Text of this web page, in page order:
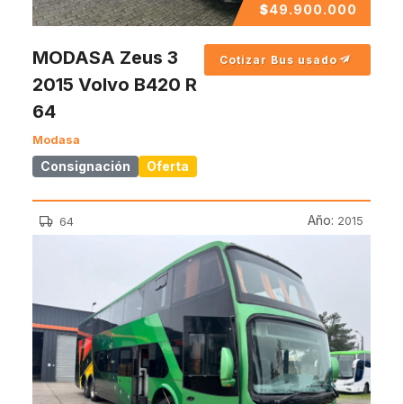
$49.900.000
MODASA Zeus 3
2015 Volvo B420 R
64
Modasa
Consignación Oferta
Cotizar Bus usado
64 Año: 2015